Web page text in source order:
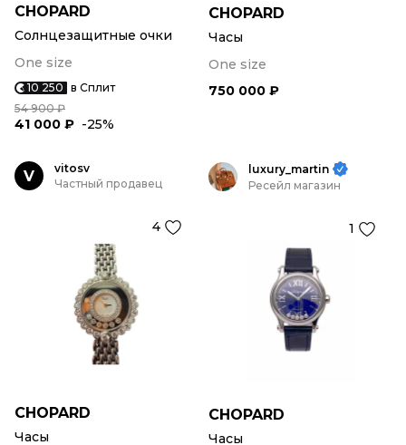
CHOPARD
Солнцезащитные очки
One size
10 250 в Сплит
54 900 ₽
41 000 ₽ -25%
CHOPARD
Часы
One size
750 000 ₽
V
vitosv
Частный продавец
4
CHOPARD
Часы
luxury_martin
Ресейл магазин
1
CHOPARD
Часы